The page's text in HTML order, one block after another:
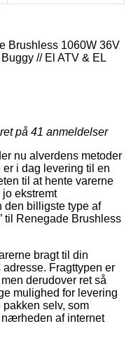
Brushless 1060W 36V
// El ATV & EL
på 41 anmeldelser
nu alverdens metoder
i dag levering til en
til at hente varerne
ekstremt
den billigste type af
til Renegade Brushless
bragt til din
Fragttypen er
derudover ret så
mulighed for levering
selv, som
af internet